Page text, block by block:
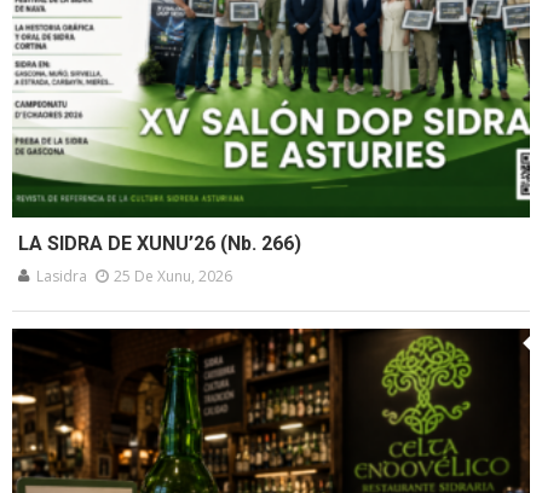
LA SIDRA DE XUNU’26 (Nb. 266)
Lasidra 25 De Xunu, 2026